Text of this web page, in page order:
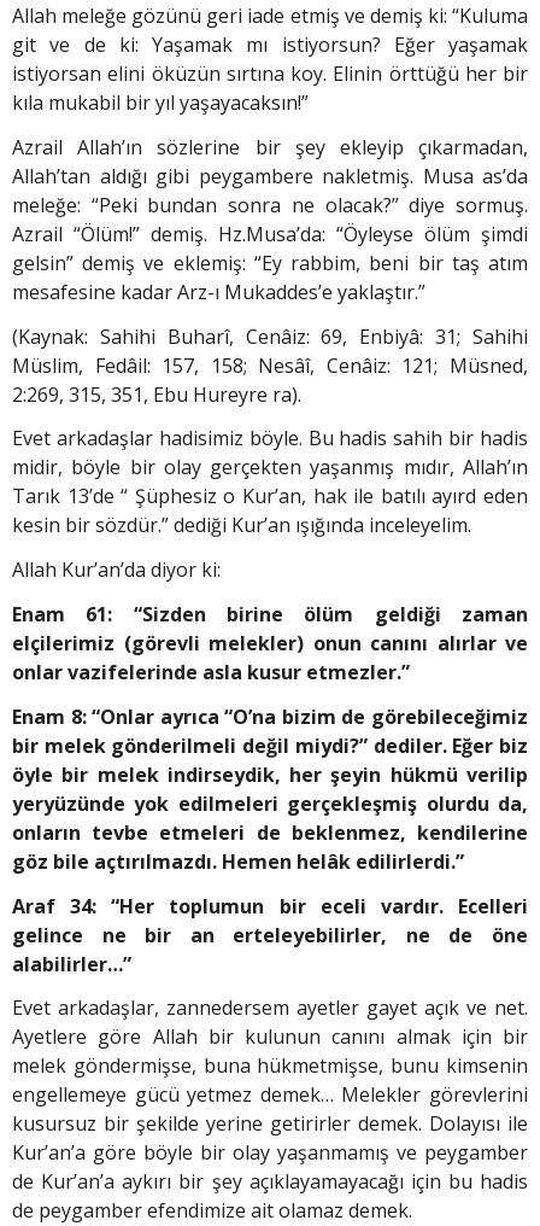
Allah meleğe gözünü geri iade etmiş ve demiş ki: “Kuluma
git ve de ki: Yaşamak mı istiyorsun? Eğer yaşamak
istiyorsan elini öküzün sırtına koy. Elinin örttüğü her bir
kıla mukabil bir yıl yaşayacaksın!”
Azrail Allah’ın sözlerine bir şey ekleyip çıkarmadan,
Allah’tan aldığı gibi peygambere nakletmiş. Musa as’da
meleğe: “Peki bundan sonra ne olacak?” diye sormuş.
Azrail “Ölüm!” demiş. Hz.Musa’da: “Öyleyse ölüm şimdi
gelsin” demiş ve eklemiş: “Ey rabbim, beni bir taş atım
mesafesine kadar Arz-ı Mukaddes’e yaklaştır.”
(Kaynak: Sahihi Buharî, Cenâiz: 69, Enbiyâ: 31; Sahihi
Müslim, Fedâil: 157, 158; Nesâî, Cenâiz: 121; Müsned,
2:269, 315, 351, Ebu Hureyre ra).
Evet arkadaşlar hadisimiz böyle. Bu hadis sahih bir hadis
midir, böyle bir olay gerçekten yaşanmış mıdır, Allah’ın
Tarık 13’de “ Şüphesiz o Kur’an, hak ile batılı ayırd eden
kesin bir sözdür.” dediği Kur’an ışığında inceleyelim.
Allah Kur’an’da diyor ki:
Enam 61: “Sizden birine ölüm geldiği zaman
elçilerimiz (görevli melekler) onun canını alırlar ve
onlar vazifelerinde asla kusur etmezler.”
Enam 8: “Onlar ayrıca “O’na bizim de görebileceğimiz
bir melek gönderilmeli değil miydi?” dediler. Eğer biz
öyle bir melek indirseydik, her şeyin hükmü verilip
yeryüzünde yok edilmeleri gerçekleşmiş olurdu da,
onların tevbe etmeleri de beklenmez, kendilerine
göz bile açtırılmazdı. Hemen helâk edilirlerdi.”
Araf 34: “Her toplumun bir eceli vardır. Ecelleri
gelince ne bir an erteleyebilirler, ne de öne
alabilirler…”
Evet arkadaşlar, zannedersem ayetler gayet açık ve net.
Ayetlere göre Allah bir kulunun canını almak için bir
melek göndermişse, buna hükmetmişse, bunu kimsenin
engellemeye gücü yetmez demek… Melekler görevlerini
kusursuz bir şekilde yerine getirirler demek. Dolayısı ile
Kur’an’a göre böyle bir olay yaşanmamış ve peygamber
de Kur’an’a aykırı bir şey açıklayamayacağı için bu hadis
de peygamber efendimize ait olamaz demek.